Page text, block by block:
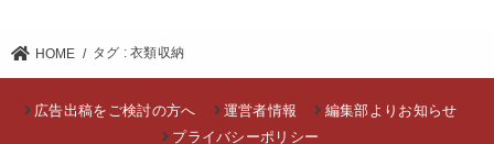
HOME タグ : 衣類収納
広告出稿をご検討の方へ 運営者情報
編集部よりお知らせ
プライバシーポリシー